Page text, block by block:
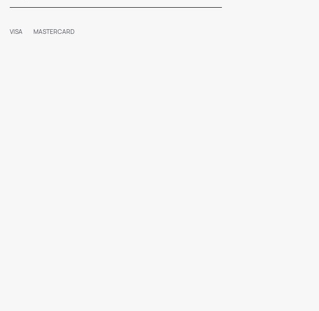
VISA MASTERCARD